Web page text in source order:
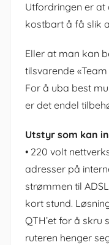
Utfordringen er
kostbart å få slik
Eller at man kan
tilsvarende
For å uba best
er det endel
Utstyr som kan
• 220 volt
adresser på
strømmen til
kort stund.
QTH’et for å
ruteren henger